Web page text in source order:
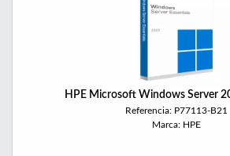
HPE Microsoft Windows Server
Referencia: P77113-B21
Marca: HPE